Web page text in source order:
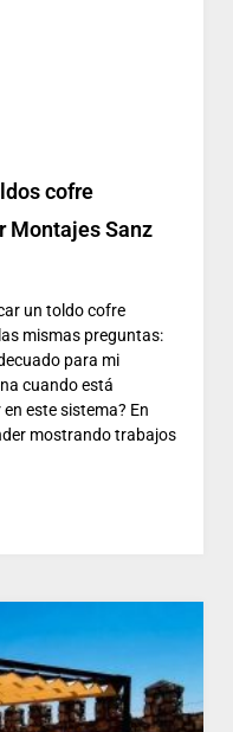
cofre
Montajes Sanz
un toldo cofre
mismas preguntas:
para mi
cuando está
este sistema? En
mostrando trabajos